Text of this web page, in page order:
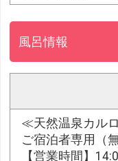
風呂情報
≪天然温泉カル
ご宿泊者専用（無
【営業時間】